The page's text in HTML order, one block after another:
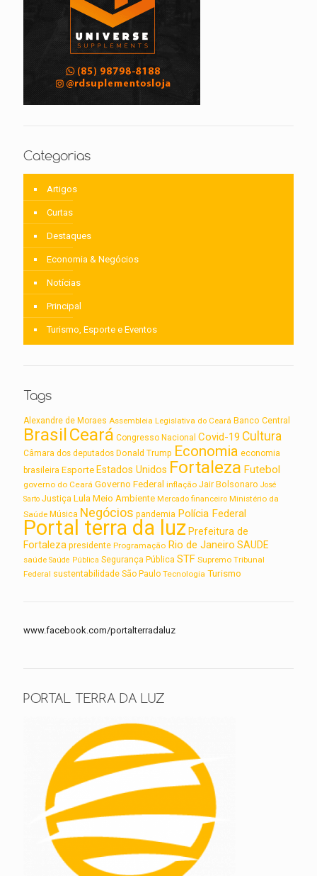
Categorias
Artigos
Curtas
Destaques
Economia & Negócios
Notícias
Principal
Turismo, Esporte e Eventos
Tags
Alexandre de Moraes Assembleia Legislativa do Ceará Banco Central
BrasilCeará Congresso Nacional Covid-19 Cultura
Câmara dos deputados Donald Trump Economia economia
brasileira Esporte Estados Unidos Fortaleza Futebol
governo do Ceará Governo Federal inflação Jair Bolsonaro José
Sarto Justiça Lula Meio Ambiente Mercado financeiro Ministério da
Saúde Música Negócios pandemia Polícia Federal
Portal terra da luz Prefeitura de
Fortaleza presidente Programação Rio de Janeiro SAUDE
saúde Saúde Pública Segurança Pública STF Supremo Tribunal
Federal sustentabilidade São Paulo Tecnologia Turismo
www.facebook.com/portalterradaluz
PORTAL TERRA DA LUZ